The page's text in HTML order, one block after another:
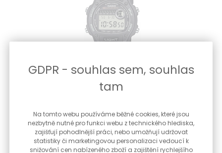
Digitální hodinky Casio W-220H-1AVEF + dárek zdarma
Digitální vodotěsné hodinky s budíkem a stopkami. Napájení
z baterie - Q...
1 190 Kč Skladem
GDPR - souhlas sem, souhlas
tam
Na tomto webu používáme běžné cookies, které jsou
nezbytně nutné pro funkci webu z technického hlediska,
zajišťují pohodlnější práci, nebo umožňují udržovat
statistiky či marketingovou personalizaci vedoucí k
snižování cen nabízeného zboží a zajištění rychlejšího